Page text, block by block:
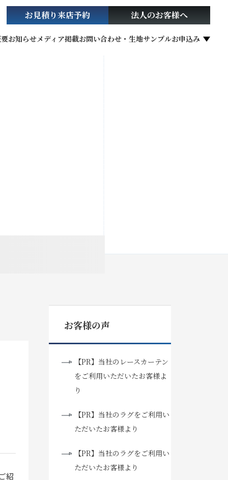
お知らせメディア掲載お問い合わせ・生地サンプルお申込み
お見積り来店予約 法人のお客様へ
紹
お客様の声
【PR】当社のレースカーテン
をご利用いただいたお客様よ
り
【PR】当社のラグをご利用い
ただいたお客様より
【PR】当社のラグをご利用い
ただいたお客様より